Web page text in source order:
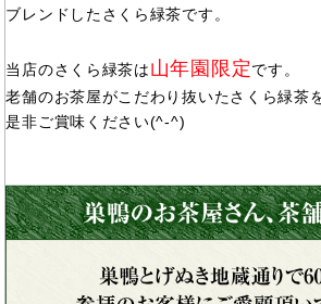
ブレンドしたさくら緑茶です。
当店のさくら緑茶は山年園限定です。
老舗のお茶屋がこだわり抜いたさくら緑茶
是非ご賞味ください(^-^)